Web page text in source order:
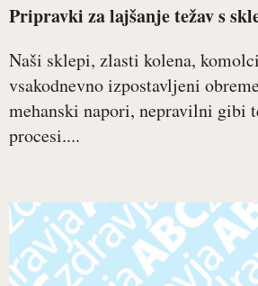
Pripravki za lajšanje težav s
Naši sklepi, zlasti kolena,
vsakodnevno izpostavljeni
mehanski napori, nepravilni gibi
procesi....